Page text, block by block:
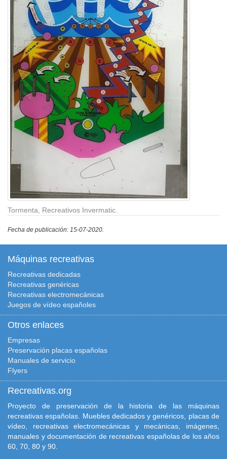
Tormenta, Recreativos Invermatic.
Fecha de publicación: 15-07-2020.
Máquinas recreativas
Recreativas dedicadas
Recreativas genéricas
Recreativas electromecánicas
Juegos de vídeo españoles
Otros enlaces
Empresas
Preservación placas españolas
Manuales de servicio
Flyers
Recreativas.org
Proyecto de preservación de la historia de las máquinas
recreativas españolas. Muebles dedicados y genéricos, placas de
vídeo, recreativas electromecánicas y mecánicas, imágenes,
manuales y documentación de recreativas españolas de los años
60, 70, 80 y 90.